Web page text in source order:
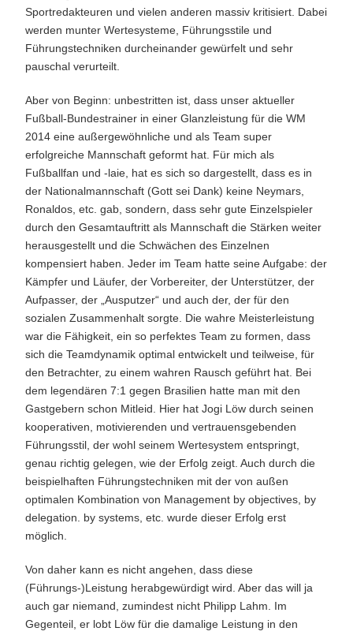
Sportredakteuren und vielen anderen massiv kritisiert. Dabei
werden munter Wertesysteme, Führungsstile und
Führungstechniken durcheinander gewürfelt und sehr
pauschal verurteilt.
Aber von Beginn: unbestritten ist, dass unser aktueller
Fußball-Bundestrainer in einer Glanzleistung für die WM
2014 eine außergewöhnliche und als Team super
erfolgreiche Mannschaft geformt hat. Für mich als
Fußballfan und -laie, hat es sich so dargestellt, dass es in
der Nationalmannschaft (Gott sei Dank) keine Neymars,
Ronaldos, etc. gab, sondern, dass sehr gute Einzelspieler
durch den Gesamtauftritt als Mannschaft die Stärken weiter
herausgestellt und die Schwächen des Einzelnen
kompensiert haben. Jeder im Team hatte seine Aufgabe: der
Kämpfer und Läufer, der Vorbereiter, der Unterstützer, der
Aufpasser, der „Ausputzer“ und auch der, der für den
sozialen Zusammenhalt sorgte. Die wahre Meisterleistung
war die Fähigkeit, ein so perfektes Team zu formen, dass
sich die Teamdynamik optimal entwickelt und teilweise, für
den Betrachter, zu einem wahren Rausch geführt hat. Bei
dem legendären 7:1 gegen Brasilien hatte man mit den
Gastgebern schon Mitleid. Hier hat Jogi Löw durch seinen
kooperativen, motivierenden und vertrauensgebenden
Führungsstil, der wohl seinem Wertesystem entspringt,
genau richtig gelegen, wie der Erfolg zeigt. Auch durch die
beispielhaften Führungstechniken mit der von außen
optimalen Kombination von Management by objectives, by
delegation. by systems, etc. wurde dieser Erfolg erst
möglich.
Von daher kann es nicht angehen, dass diese
(Führungs-)Leistung herabgewürdigt wird. Aber das will ja
auch gar niemand, zumindest nicht Philipp Lahm. Im
Gegenteil, er lobt Löw für die damalige Leistung in den